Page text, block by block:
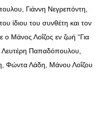
Γιάννη Νεγρεπόντη,
ίδιου του συνθέτη και τον
ο Μάνος Λοΐζος εν ζωή “Για
Λευτέρη Παπαδόπουλου,
Φώντα Λάδη, Μάνου Λοΐζου